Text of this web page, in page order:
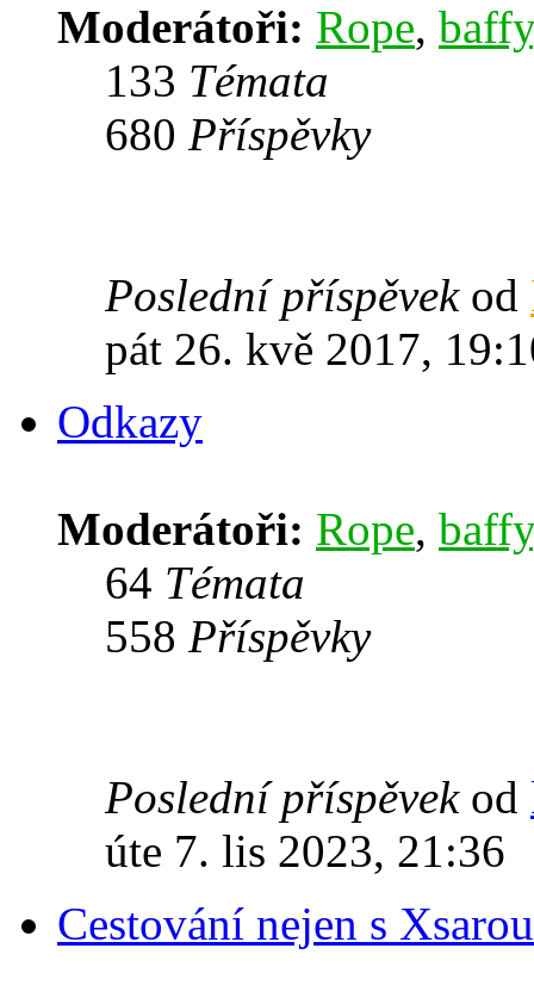
Moderátoři: Rope, baffy
133 Témata
680 Příspěvky
Poslední příspěvekod
pát 26. kvě 2017,
Odkazy
Moderátoři: Rope, baffy
64 Témata
558 Příspěvky
Poslední příspěvekod
úte 7. lis 2023, 21:36
Cestování nejen s Xsarou